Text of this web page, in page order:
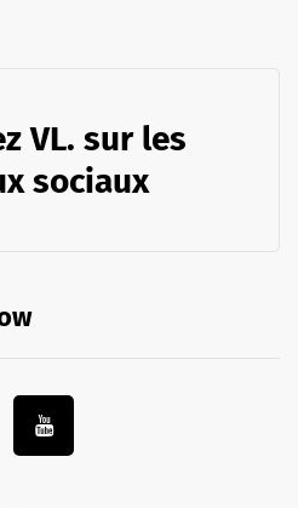
VL. sur les
sociaux